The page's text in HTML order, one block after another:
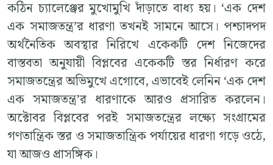
কঠিন চ্যালেঞ্জের মুখোমুখি দাঁড়াতে বাধ্য হয়। ‘এক দেশ
এক সমাজতন্ত্র’র ধারণা তখনই সামনে আসে। পশ্চাদপদ
অর্থনৈতিক অবস্থার নিরিখে একেকটি দেশ নিজেদের
বাস্তবতা অনুযায়ী বিপ্লবের একেকটি স্তর নির্ধারণ করে
সমাজতন্ত্রের অভিমুখে এগোবে, এভাবেই লেনিন ‘এক দেশ
এক সমাজতন্ত্র’র ধারণাকে আরও প্রসারিত করলেন।
অক্টোবর বিপ্লবের পরই সমাজতন্ত্রের লক্ষ্যে সংগ্রামের
গণতান্ত্রিক স্তর ও সমাজতান্ত্রিক পর্যায়ের ধারণা গড়ে ওঠে,
যা আজও প্রাসঙ্গিক।